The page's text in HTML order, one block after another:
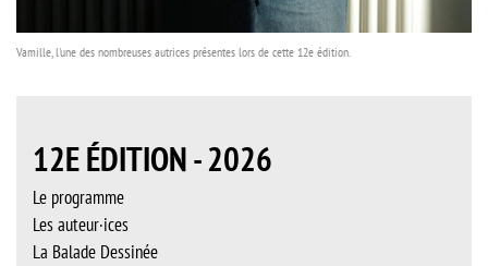
Vamille, l'une des nombreuses autrices présentes lors de cette 12e édition.
12E ÉDITION - 2026
Le programme
Les auteur·ices
La Balade Dessinée